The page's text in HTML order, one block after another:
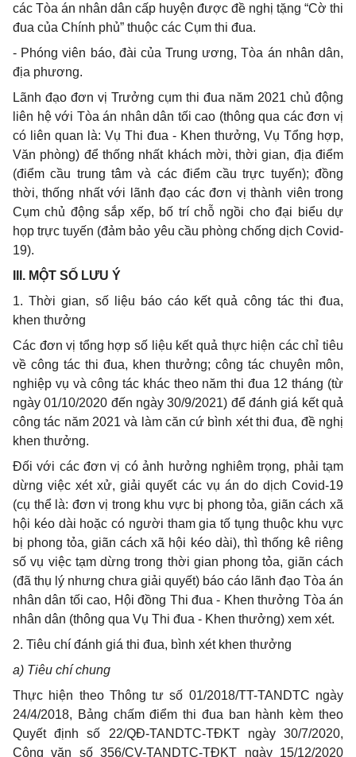
các Tòa án nhân dân cấp huyện được đề nghị tặng “Cờ thi
đua của Chính phủ” thuộc các Cụm thi đua.
- Phóng viên báo, đài của Trung ương, Tòa án nhân dân,
địa phương.
Lãnh đạo đơn vị Trưởng cụm thi đua năm 2021 chủ động
liên hệ với Tòa án nhân dân tối cao (thông qua các đơn vị
có liên quan là: Vụ Thi đua - Khen thưởng, Vụ Tổng hợp,
Văn phòng) để thống nhất khách mời, thời gian, địa điểm
(điểm cầu trung tâm và các điểm cầu trực tuyến); đồng
thời, thống nhất với lãnh đạo các đơn vị thành viên trong
Cụm chủ động sắp xếp, bố trí chỗ ngồi cho đại biểu dự
họp trực tuyến (đảm bảo yêu cầu phòng chống dịch Covid-
19).
II. MỘT SỐ LƯU Ý
1. Thời gian, số liệu báo cáo kết quả công tác thi đua,
khen thưởng
Các đơn vị tổng hợp số liệu kết quả thực hiện các chỉ tiêu
về công tác thi đua, khen thưởng; công tác chuyên môn,
nghiệp vụ và công tác khác theo năm thi đua 12 tháng (từ
ngày 01/10/2020 đến ngày 30/9/2021) để đánh giá kết quả
công tác năm 2021 và làm căn cứ bình xét thi đua, đề nghị
khen thưởng.
Đối với các đơn vị có ảnh hưởng nghiêm trọng, phải tạm
dừng việc xét xử, giải quyết các vụ án do dịch Covid-19
(cụ thể là: đơn vị trong khu vực bị phong tỏa, giãn cách xã
hội kéo dài hoặc có người tham gia tố tụng thuộc khu vực
bị phong tỏa, giãn cách xã hội kéo dài), thì thống kê riêng
số vụ việc tạm dừng trong thời gian phong tỏa, giãn cách
(đã thụ lý nhưng chưa giải quyết) báo cáo lãnh đạo Tòa án
nhân dân tối cao, Hội đồng Thi đua - Khen thưởng Tòa án
nhân dân (thông qua Vụ Thi đua - Khen thưởng) xem xét.
2. Tiêu chí đánh giá thi đua, bình xét khen thưởng
a) Tiêu chí chung
Thực hiện theo Thông tư số 01/2018/TT-TANDTC ngày
24/4/2018, Bảng chấm điểm thi đua ban hành kèm theo
Quyết định số 22/QĐ-TANDTC-TĐKT ngày 30/7/2020,
Công văn số 356/CV-TANDTC-TĐKT ngày 15/12/2020